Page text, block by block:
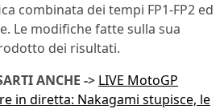
combinata dei tempi FP1-FP2 ed
Le modifiche fatte sulla sua
dei risultati.
ANCHE -> LIVE MotoGP
in diretta: Nakagami stupisce, le